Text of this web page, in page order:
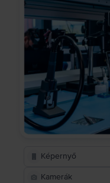
Képernyő
Kamerák